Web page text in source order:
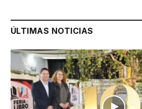
ÚLTIMAS NOTICIAS